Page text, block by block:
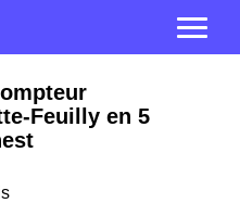
Feuilly en 5